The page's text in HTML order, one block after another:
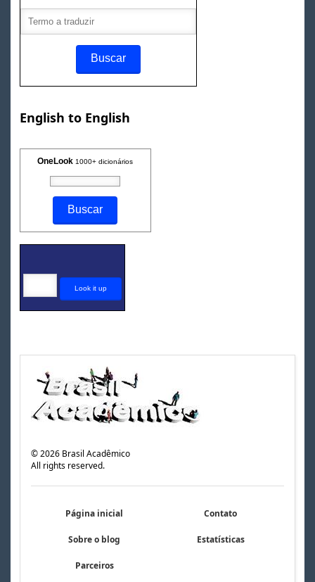
English to English
OneLook 1000+ dicionários
©2026 Brasil Acadêmico
All rights reserved.
Página inicial Contato
Sobre o blog Estatísticas
Parceiros